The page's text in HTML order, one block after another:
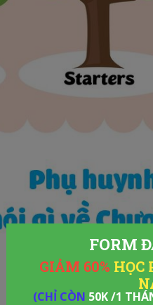
GIẢM 60% HỌC
FORM
(CHỈ CÒN 50K /1